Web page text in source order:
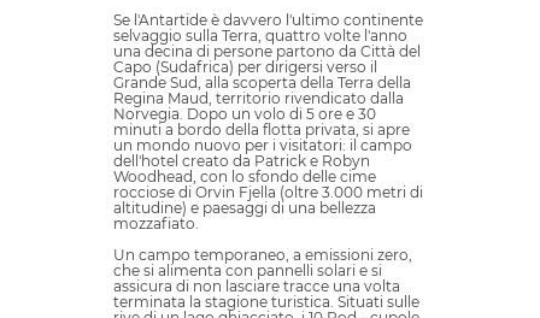
Se l'Antartide è davvero l'ultimo continente
selvaggio sulla Terra, quattro volte l'anno
una decina di persone partono da Città del
Capo (Sudafrica) per dirigersi verso il
Grande Sud, alla scoperta della Terra della
Regina Maud, territorio rivendicato dalla
Norvegia. Dopo un volo di 5 ore e 30
minuti a bordo della flotta privata, si apre
un mondo nuovo per i visitatori: il campo
dell'hotel creato da Patrick e Robyn
Woodhead, con lo sfondo delle cime
rocciose di Orvin Fjella (oltre 3.000 metri di
altitudine) e paesaggi di una bellezza
mozzafiato.
Un campo temporaneo, a emissioni zero,
che si alimenta con pannelli solari e si
assicura di non lasciare tracce una volta
terminata la stagione turistica. Situati sulle